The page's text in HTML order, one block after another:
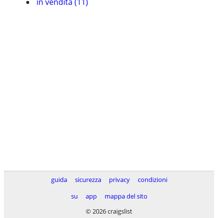
guida sicurezza privacy
condizioni
su
app
mappa del sito
© 2026 craigslist